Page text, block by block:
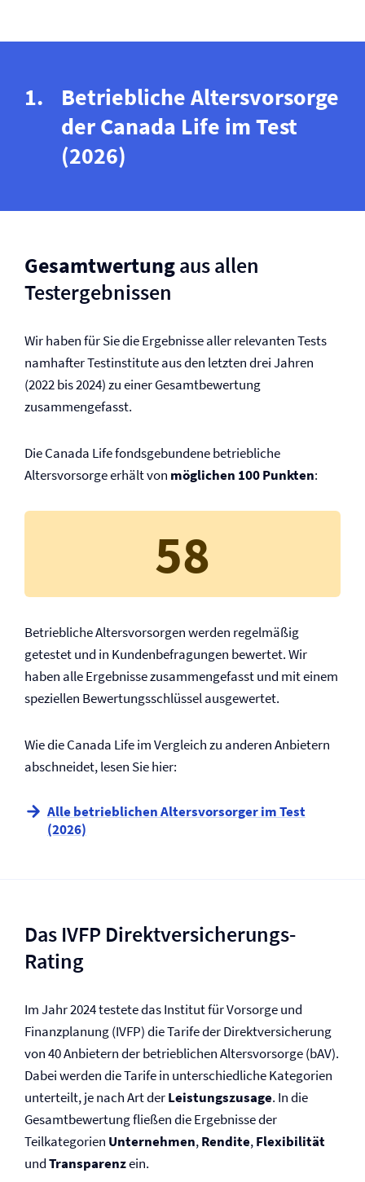
Betriebliche Altersvorsorge
der Canada Life im Test
(2026)
Gesamtwertungaus allen
Testergebnissen
Wir haben für Sie die Ergebnisse aller relevanten Tests
namhafter Testinstitute aus den letzten drei Jahren
(2022 bis 2024) zu einer Gesamtbewertung
zusammengefasst.
Die Canada Life fondsgebundene betriebliche
Altersvorsorge erhält von möglichen 100 Punkten:
58
Betriebliche Altersvorsorgen werden regelmäßig
getestet und in Kundenbefragungen bewertet. Wir
haben alle Ergebnisse zusammengefasst und mit einem
speziellen Bewertungsschlüssel ausgewertet.
Wie die Canada Life im Vergleich zu anderen Anbietern
abschneidet, lesen Sie hier:
Alle betrieblichen Altersvorsorger im Test
(2026)
Das IVFP Direkt­versicherungs-
Rating
Im Jahr 2024 testete das Institut für Vorsorge und
Finanzplanung (IVFP) die Tarife der Direkt­versicherung
von 40 Anbietern der betrieblichen Altersvorsorge (bAV).
Dabei werden die Tarife in unterschiedliche Kategorien
unterteilt, je nach Art derLeistungszusage. In die
Gesamtbewertung fließen die Ergebnisse der
Teilkategorien Unternehmen,Rendite,Flexibilität
undTransparenzein.